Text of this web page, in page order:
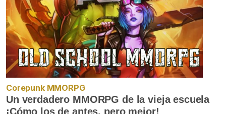
Corepunk MMORPG
Un verdadero MMORPG de la vieja escuela
¡Cómo los de antes, pero mejor!